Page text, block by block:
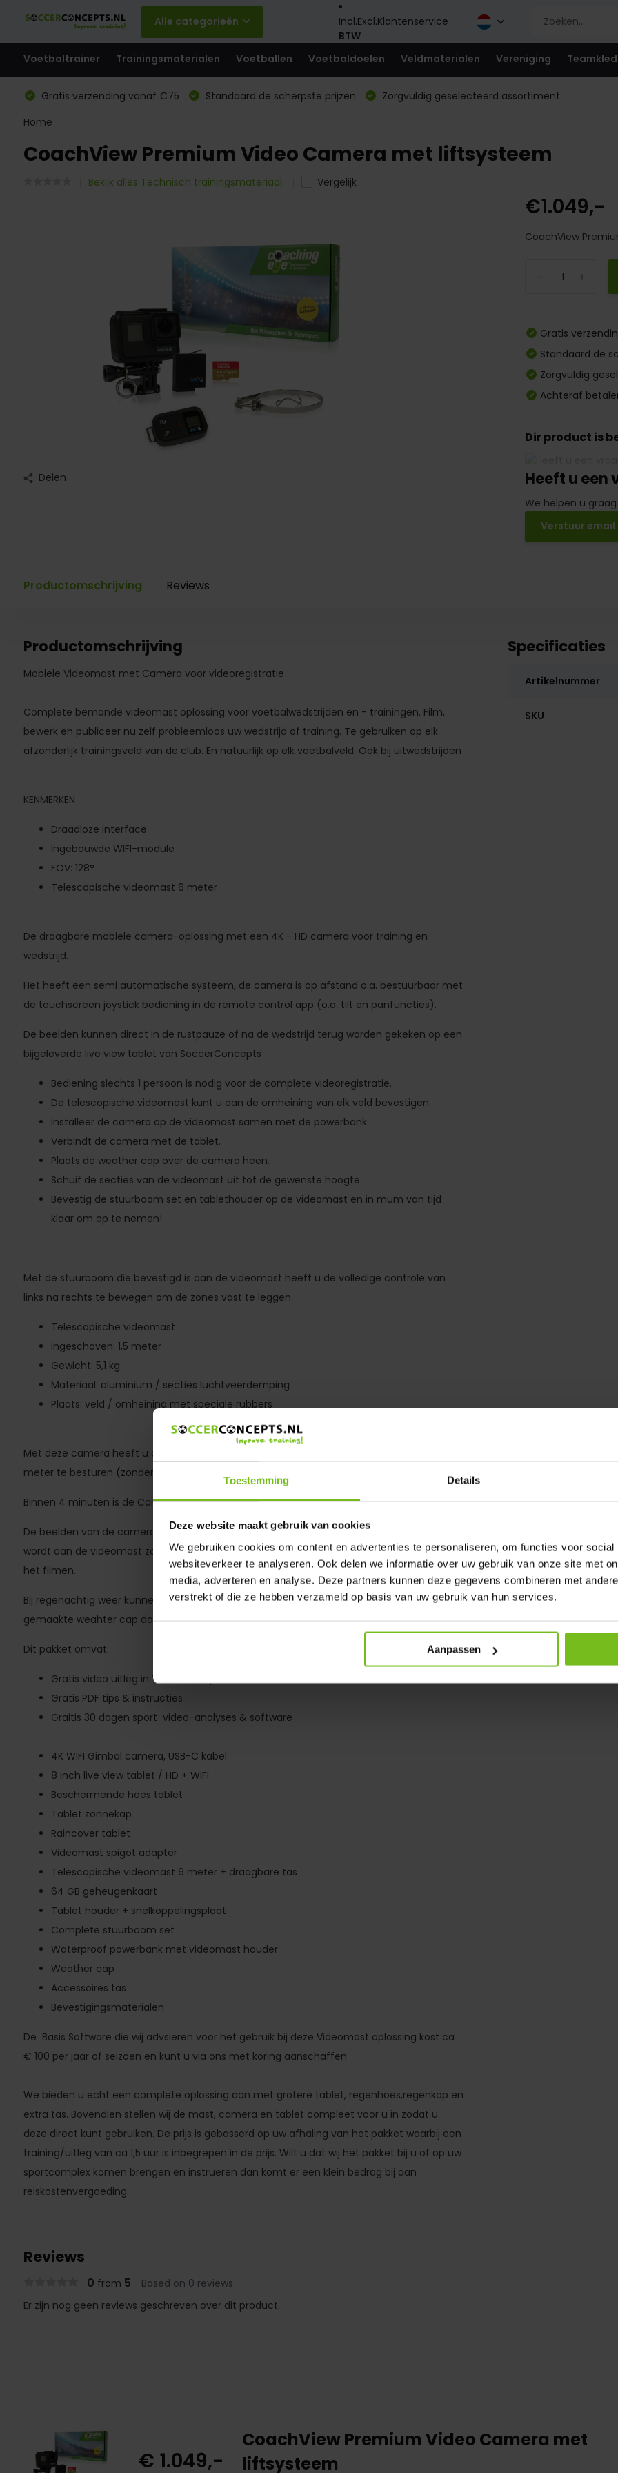
Toestemming Details
Deze website maakt gebruik van cookies
We gebruiken cookies om content en advertenties te personaliseren, om functies voor
websiteverkeer te analyseren. Ook delen we informatie over uw gebruik van onze site met
media, adverteren en analyse. Deze partners kunnen deze gegevens combineren met
verstrekt of die ze hebben verzameld op basis van uw gebruik van hun services.
Aanpassen
Alle categorieën Incl.Excl.
BTW
Klantenservice
Voetbaltrainer Trainingsmaterialen Voetballen Voetbaldoelen Veldmaterialen Vereniging
Gratis verzending vanaf €75 Standaard de scherpste prijzen
Zorgvuldig geselecteerd assortiment
Home
CoachView Premium Video Camera met liftsysteem
Bekijk alles Technisch trainingsmateriaal Vergelijk
Delen
€1.049,-
CoachView
Gratis
Standaard de
Zorgvuldig
Achteraf
Dir product is
Heeft u een
We helpen u
Verstuur email
Productomschrijving Reviews
Productomschrijving
Mobiele Videomast met Camera voor videoregistratie
Complete bemande videomast oplossing voor voetbalwedstrijden en - trainingen. Film,
bewerk en publiceer nu zelf probleemloos uw wedstrijd of training. Te gebruiken op elk
afzonderlijk trainingsveld van de club. En natuurlijk op elk voetbalveld. Ook bij uitwedstrijden
KENMERKEN
Draadloze interface
Ingebouwde WIFI-module
FOV: 128°
Telescopische videomast 6 meter
De draagbare mobiele camera-oplossing met een 4K - HD camera voor training en
wedstrijd.
Het heeft een semi automatische systeem, de camera is op afstand o.a. bestuurbaar met
de touchscreen joystick bediening in de remote control app (o.a. tilt en panfuncties).
De beelden kunnen direct in de rustpauze of na de wedstrijd terug worden gekeken op een
bijgeleverde live view tablet van SoccerConcepts
Bediening slechts 1 persoon is nodig voor de complete videoregistratie.
De telescopische videomast kunt u aan de omheining van elk veld bevestigen.
Installeer de camera op de videomast samen met de powerbank.
Verbindt de camera met de tablet.
Plaats de weather cap over de camera heen.
Schuif de secties van de videomast uit tot de gewenste hoogte.
Bevestig de stuurboom set en tablethouder op de videomast en in mum van tijd
klaar om op te nemen!
Met de stuurboom die bevestigd is aan de videomast heeft u de volledige controle van
links na rechts te bewegen om de zones vast te leggen.
Telescopische videomast
Ingeschoven: 1,5 meter
Gewicht: 5,1 kg
Materiaal: aluminium / secties luchtveerdemping
Plaats: veld / omheining met speciale rubbers
Met deze camera heeft u de mogelijkheid om draadloos met een afstand van circa 15
meter te besturen (zonder weather cap) op een live view tablet
Binnen 4 minuten is de Cam operationeel.
De beelden van de camera zijn extreem stabiel en haarscherp. De powerbank dat bevestig
wordt aan de videomast zorgt ervoor dat de camera van extra stroom wordt voorzien bij
het filmen.
Bij regenachtig weer kunnen er video-opnamens worden gemaakt met onze op maat
gemaakte weahter cap dat helpt om regendruppels in en op de camera te voorkomen.
Dit pakket omvat:
Gratis video uitleg in YouTube Clips
Gratis PDF tips & instructies
Graitis 30 dagen sport video-analyses & software
4K WIFI Gimbal camera, USB-C kabel
8 inch live view tablet / HD + WIFI
Beschermende hoes tablet
Tablet zonnekap
Raincover tablet
Videomast spigot adapter
Telescopische videomast 6 meter + draagbare tas
64 GB geheugenkaart
Tablet houder + snelkoppelingsplaat
Complete stuurboom set
Waterproof powerbank met videomast houder
Weather cap
Accessoires tas
Bevestigingsmaterialen
De Basis Software die wij advsieren voor het gebruik bij deze Videomast oplossing kost ca
€ 100 per jaar of seizoen en kunt u via ons met koring aanschaffen
We bieden u echt een complete oplossing aan met grotere tablet, regenhoes,regenkap en
extra tas. Bovendien stellen wij de mast, camera en tablet compleet voor u in zodat u
deze direct kunt gebruiken. De prijs is gebasserd op uw afhaling van het pakket waarbij een
training/uitleg van ca 1,5 uur is inbegrepen in de prijs. Wilt u dat wij het pakket bij u of op uw
sportcomplex komen brengen en instrueren dan komt er een klein bedrag bij aan
reiskostenvergoeding.
Specificaties
Artikelnummer
SKU
Reviews
0 from 5
Based on 0 reviews
Er zijn nog geen reviews geschreven over dit product..
€ 1.049,-
CoachView Premium Video Camera met
liftsysteem